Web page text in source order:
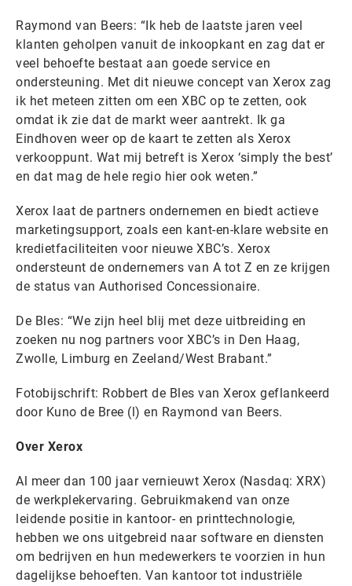
Raymond van Beers: “Ik heb de laatste jaren veel
klanten geholpen vanuit de inkoopkant en zag dat er
veel behoefte bestaat aan goede service en
ondersteuning. Met dit nieuwe concept van Xerox zag
ik het meteen zitten om een XBC op te zetten, ook
omdat ik zie dat de markt weer aantrekt. Ik ga
Eindhoven weer op de kaart te zetten als Xerox
verkooppunt. Wat mij betreft is Xerox ‘simply the best’
en dat mag de hele regio hier ook weten.”
Xerox laat de partners ondernemen en biedt actieve
marketingsupport, zoals een kant-en-klare website en
kredietfaciliteiten voor nieuwe XBC’s. Xerox
ondersteunt de ondernemers van A tot Z en ze krijgen
de status van Authorised Concessionaire.
De Bles: “We zijn heel blij met deze uitbreiding en
zoeken nu nog partners voor XBC’s in Den Haag,
Zwolle, Limburg en Zeeland/West Brabant.”
Fotobijschrift: Robbert de Bles van Xerox geflankeerd
door Kuno de Bree (l) en Raymond van Beers.
Over Xerox
Al meer dan 100 jaar vernieuwt Xerox (Nasdaq: XRX)
de werkplekervaring. Gebruikmakend van onze
leidende positie in kantoor- en printtechnologie,
hebben we ons uitgebreid naar software en diensten
om bedrijven en hun medewerkers te voorzien in hun
dagelijkse behoeften. Van kantoor tot industriële